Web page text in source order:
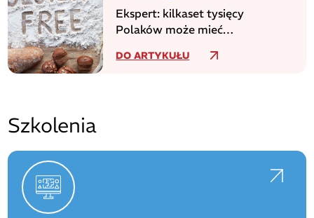
Ekspert: kilkaset tysięcy
Polaków może mieć
DO ARTYKUŁU
Szkolenia